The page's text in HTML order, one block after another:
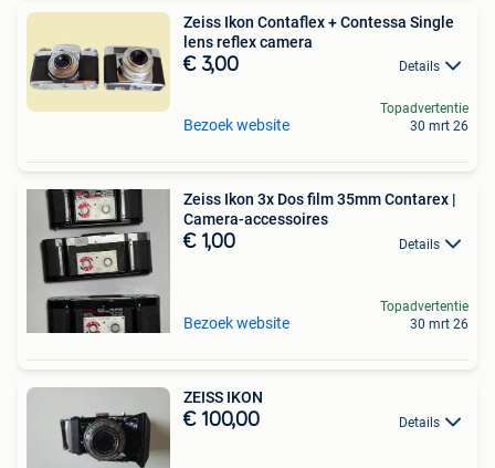
Zeiss Ikon Contaflex + Contessa Single
lens reflex camera
€ 3,00 Details
Bezoek website
Topadvertentie
30 mrt 26
Zeiss Ikon 3x Dos film 35mm Contarex |
Camera-accessoires
€ 1,00 Details
Bezoek website
Topadvertentie
30 mrt 26
ZEISS IKON
€ 100,00 Details